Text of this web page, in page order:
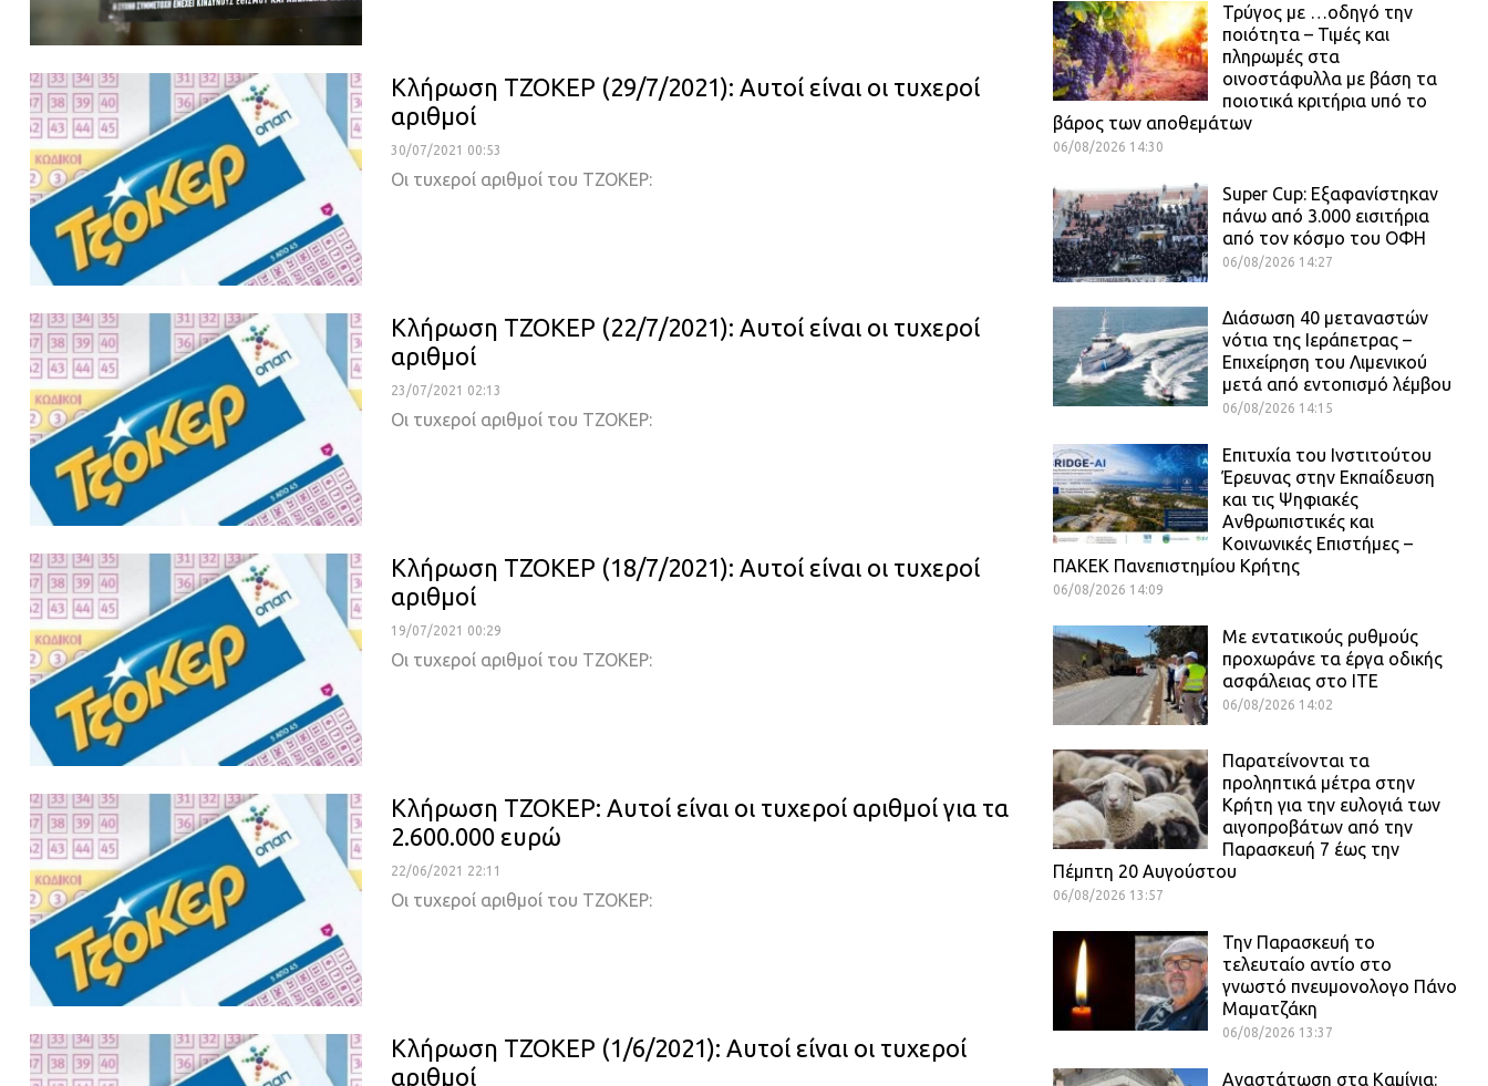
Κλήρωση ΤΖΟΚΕΡ (29/7/2021): Αυτοί είναι οι τυχεροί
αριθμοί
30/07/2021 00:53
Οι τυχεροί αριθμοί του ΤΖΟΚΕΡ:
Κλήρωση ΤΖΟΚΕΡ (22/7/2021): Αυτοί είναι οι τυχεροί
αριθμοί
23/07/2021 02:13
Οι τυχεροί αριθμοί του ΤΖΟΚΕΡ:
Κλήρωση ΤΖΟΚΕΡ (18/7/2021): Αυτοί είναι οι τυχεροί
αριθμοί
19/07/2021 00:29
Οι τυχεροί αριθμοί του ΤΖΟΚΕΡ:
Κλήρωση ΤΖΟΚΕΡ: Αυτοί είναι οι τυχεροί αριθμοί για τα
2.600.000 ευρώ
22/06/2021 22:11
Οι τυχεροί αριθμοί του ΤΖΟΚΕΡ:
Κλήρωση ΤΖΟΚΕΡ (1/6/2021): Αυτοί είναι οι τυχεροί
αριθμοί
Τρύγος με …οδηγό την
ποιότητα – Τιμές και
πληρωμές στα
οινοστάφυλλα με βάση τα
ποιοτικά κριτήρια υπό το
βάρος των αποθεμάτων
06/08/2026 14:30
Super Cup: Εξαφανίστηκαν
πάνω από 3.000 εισιτήρια
από τον κόσμο του ΟΦΗ
06/08/2026 14:27
Διάσωση 40 μεταναστών
νότια της Ιεράπετρας –
Επιχείρηση του Λιμενικού
μετά από εντοπισμό λέμβου
06/08/2026 14:15
Επιτυχία του Ινστιτούτου
Έρευνας στην Εκπαίδευση
και τις Ψηφιακές
Ανθρωπιστικές και
Κοινωνικές Επιστήμες –
ΠΑΚΕΚ Πανεπιστημίου Κρήτης
06/08/2026 14:09
Με εντατικούς ρυθμούς
προχωράνε τα έργα οδικής
ασφάλειας στο ΙΤΕ
06/08/2026 14:02
Παρατείνονται τα
προληπτικά μέτρα στην
Κρήτη για την ευλογιά των
αιγοπροβάτων από την
Παρασκευή 7 έως την
Πέμπτη 20 Αυγούστου
06/08/2026 13:57
Την Παρασκευή το
τελευταίο αντίο στο
γνωστό πνευμονολογο Πάνο
Μαματζάκη
06/08/2026 13:37
Αναστάτωση στα Καμίνια: